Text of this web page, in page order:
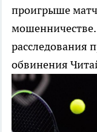
проигрыше
мошенничестве.
расследования
обвинения